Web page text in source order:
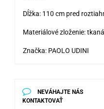
Dĺžka: 110 cm pred
Materiálové zloženie:
Značka: PAOLO UDINI
NEVÁHAJTE NÁS
KONTAKTOVAŤ